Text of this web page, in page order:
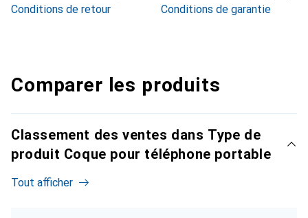
Conditions de retour
Conditions de garantie
Comparer les produits
Classement des ventes dans Type de
produit Coque pour téléphone portable
Tout afficher